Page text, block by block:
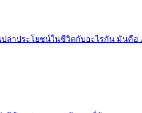
ปล่าประโยชน์ในชีวิตกับอะไรกัน มันคือ